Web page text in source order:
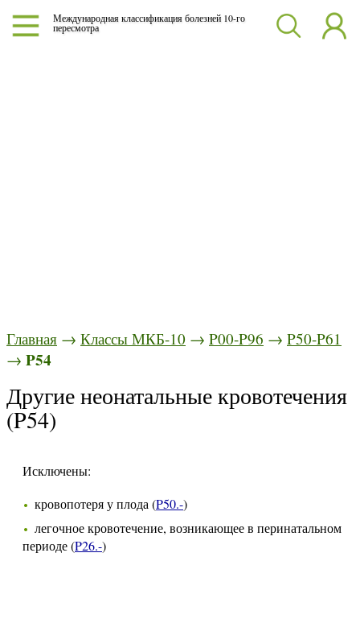
Международная классификация болезней 10-го
пересмотра
Главная → Классы МКБ-10 → P00-P96 → P50-P61
→ P54
Другие неонатальные кровотечения
(P54)
Исключены:
кровопотеря у плода (P50.-)
легочное кровотечение, возникающее в перинатальном
периоде (P26.-)